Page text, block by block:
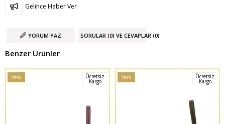
Gelince Haber Ver
YORUM YAZ SORULAR (0) VE CEVAPLAR (0)
Benzer Ürünler
Yeni
Ücretsiz
Kargo
Yeni
Ücretsiz
Kargo